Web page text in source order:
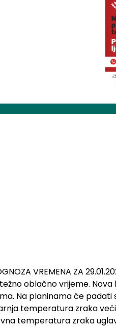
VREMENA ZA
oblačno vrijeme. Nova
Na planinama će padati
temperatura zraka
temperatura zraka